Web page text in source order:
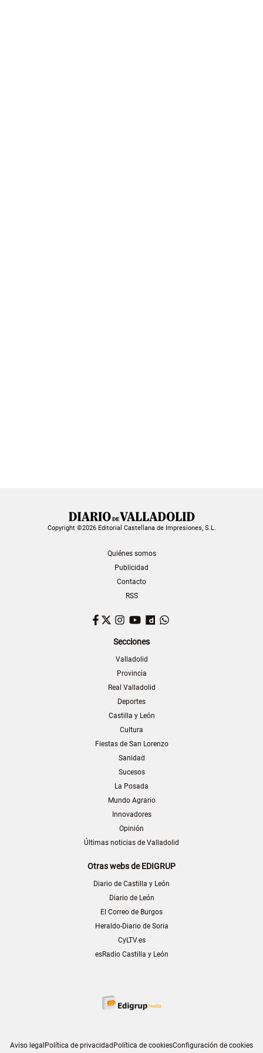
Copyright ©2026 Editorial Castellana de Impresiones, S.L.
Quiénes somos
Publicidad
Contacto
RSS
Facebook
TwitterInstagram
YouTubeDailymotion
Secciones
Valladolid
Provincia
Real Valladolid
Deportes
Castilla y León
Cultura
Fiestas de San Lorenzo
Sanidad
Sucesos
La Posada
Mundo Agrario
Innovadores
Opinión
Últimas noticias de Valladolid
Otras webs de EDIGRUP
Diario de Castilla y León
Diario de León
El Correo de Burgos
Heraldo-Diario de Soria
CyLTV.es
esRadio Castilla y León
Aviso legal Política de privacidad Política de cookiesConfiguración de cookies